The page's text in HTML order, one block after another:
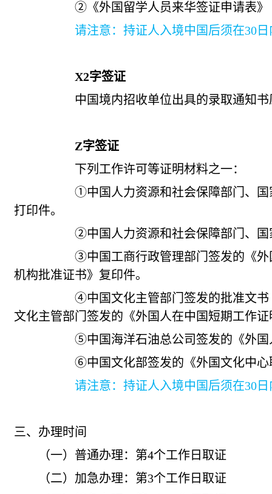
②《外国留学人员来华签证申请表》
请注意：持证人入境中国后须在30日内向
X2字签证
中国境内招收单位出具的录取通知书原
Z字签证
下列工作许可等证明材料之一：
①中国人力资源和社会保障部门、国家外
打印件。
②中国人力资源和社会保障部门、国家外
③中国工商行政管理部门签发的《外国（
机构批准证书》复印件。
④中国文化主管部门签发的批准文书（只
文化主管部门签发的《外国人在中国短期工作
⑤中国海洋石油总公司签发的《外国人在
⑥中国文化部签发的《外国文化中心聘
请注意：持证人入境中国后须在30日内向
三、办理时间
（一）普通办理： 第4个工作日取证
（二）加急办理： 第3个工作日取证